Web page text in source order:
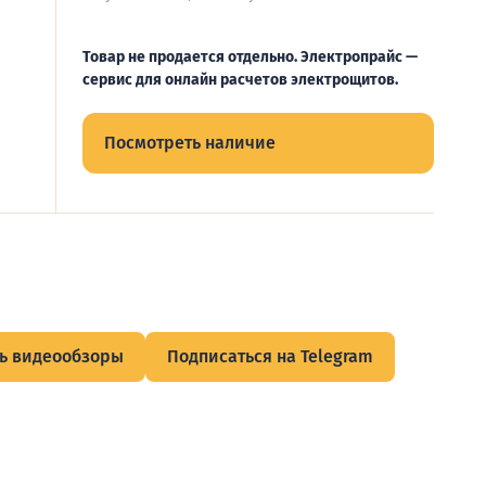
Товар не продается отдельно. Электропрайс —
сервис для онлайн расчетов электрощитов.
Посмотреть наличие
видеообзоры Подписаться на Telegram